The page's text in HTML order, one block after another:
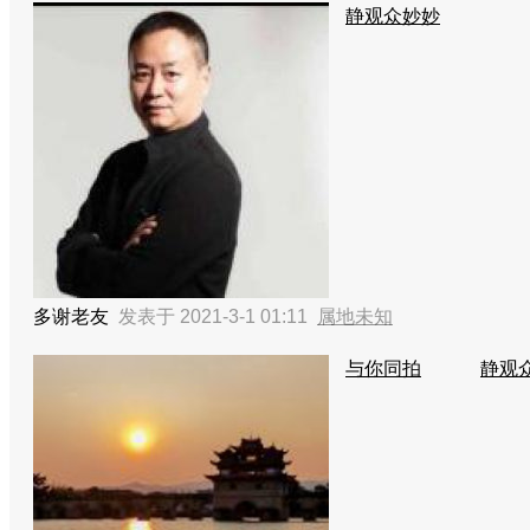
静观众妙妙
多谢老友 发表于 2021-3-1 01:11 属地未知
与你同拍 静观